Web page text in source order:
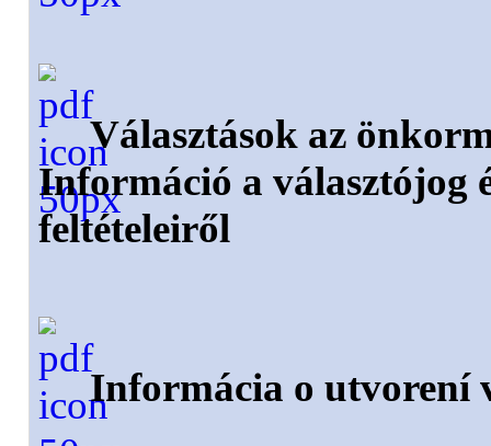
Választások az
Információ a választójog
feltételeiről
Informácia o utvorení